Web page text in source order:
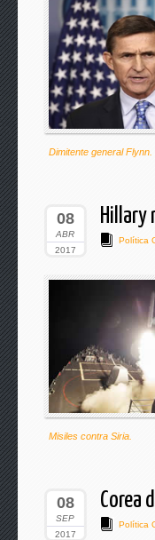
Dimitente general Flynn.
08
ABR
2017
Hillary
Política
Misiles contra Siria.
08
SEP
2017
Corea
Política